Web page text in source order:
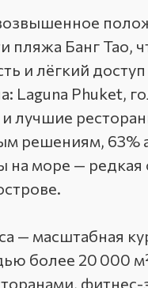
пляжа Банг Тао,
и лёгкий доступ
Laguna Phuket,
лучшие
решениям, 63%
море — редкая
— масштабная
более 20 000
фитнес-